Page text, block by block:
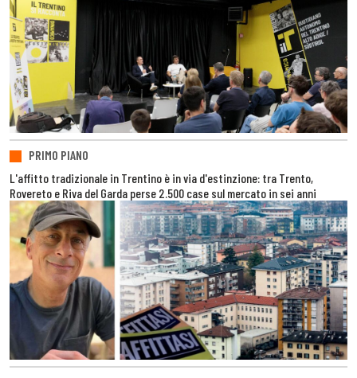
PRIMO PIANO
L'affitto tradizionale in Trentino è in via d'estinzione: tra Trento,
Rovereto e Riva del Garda perse 2.500 case sul mercato in sei anni